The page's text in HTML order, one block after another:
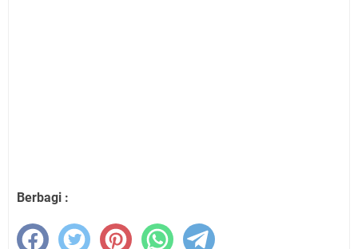
Berbagi :